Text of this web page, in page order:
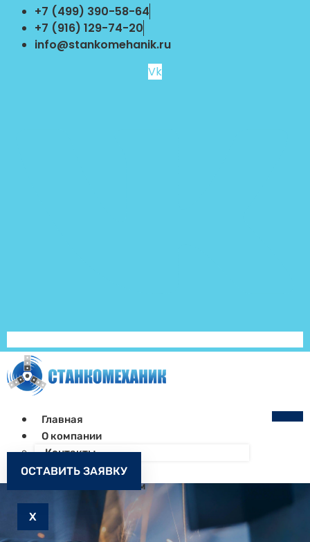
Перейти
содержимому
+7 (499) 390-58-64
+7 (916) 129-74-20
info@stankomehanik.ru
Vk
Главная
О компании
Контакты
Как заказать
Запчасти к станкам
X
ОСТАВИТЬ ЗАЯВКУ